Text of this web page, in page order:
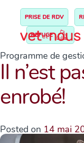
PRISE DE RDV
REFUGE
Programme de
Il n’est
enrobé!
Posted on 14 mai